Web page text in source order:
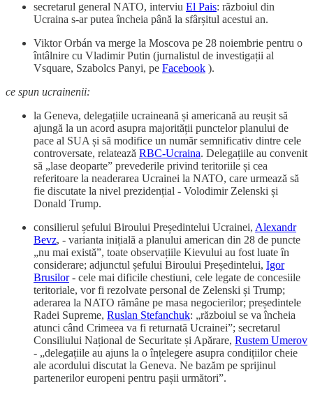
secretarul general NATO, interviu El Pais: războiul din
Ucraina s-ar putea încheia până la sfârșitul acestui an.
Viktor Orbán va merge la Moscova pe 28 noiembrie pentru o
întâlnire cu Vladimir Putin (jurnalistul de investigații al
Vsquare, Szabolcs Panyi, pe Facebook ).
ce spun ucrainenii:
la Geneva, delegațiile ucraineană și americană au reușit să
ajungă la un acord asupra majorității punctelor planului de
pace al SUA și să modifice un număr semnificativ dintre cele
controversate, relatează RBC-Ucraina. Delegațiile au convenit
să „lase deoparte” prevederile privind teritoriile și cea
referitoare la neaderarea Ucrainei la NATO, care urmează să
fie discutate la nivel prezidențial - Volodimir Zelenski și
Donald Trump.
consilierul șefului Biroului Președintelui Ucrainei, Alexandr
Bevz, - varianta inițială a planului american din 28 de puncte
„nu mai există”, toate observațiile Kievului au fost luate în
considerare; adjunctul șefului Biroului Președintelui, Igor
Brusilor- cele mai dificile chestiuni, cele legate de concesiile
teritoriale, vor fi rezolvate personal de Zelenski și Trump;
aderarea la NATO rămâne pe masa negocierilor; președintele
Radei Supreme, Ruslan Stefanchuk: „războiul se va încheia
atunci când Crimeea va fi returnată Ucrainei”; secretarul
Consiliului Național de Securitate și Apărare, Rustem Umerov
- „delegațiile au ajuns la o înțelegere asupra condițiilor cheie
ale acordului discutat la Geneva. Ne bazăm pe sprijinul
partenerilor europeni pentru pașii următori”.